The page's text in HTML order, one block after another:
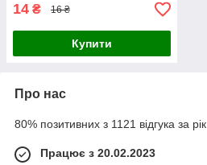
14 ₴ 16 ₴
Купити
Про нас
80% позитивних з 1121 відгука за рік
Працює з 20.02.2023